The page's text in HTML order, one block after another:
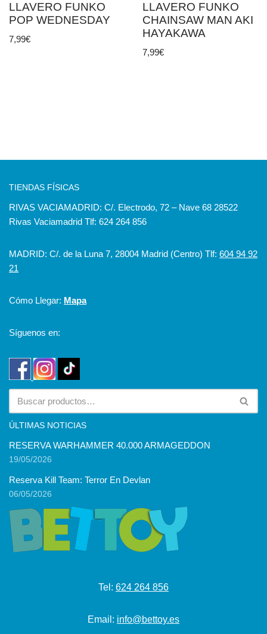
LLAVERO FUNKO
POP WEDNESDAY
7,99€
LLAVERO FUNKO
CHAINSAW MAN AKI
HAYAKAWA
7,99€
TIENDAS FÍSICAS
RIVAS VACIAMADRID: C/. Electrodo, 72 – Nave 68 28522
Rivas Vaciamadrid Tlf: 624 264 856
MADRID: C/. de la Luna 7, 28004 Madrid (Centro) Tlf: 604 94 92
21
Cómo Llegar: Mapa
Síguenos en:
ÚLTIMAS NOTICIAS
RESERVA WARHAMMER 40.000 ARMAGEDDON
19/05/2026
Reserva Kill Team: Terror En Devlan
06/05/2026
Tel: 624 264 856
Email: info@bettoy.es